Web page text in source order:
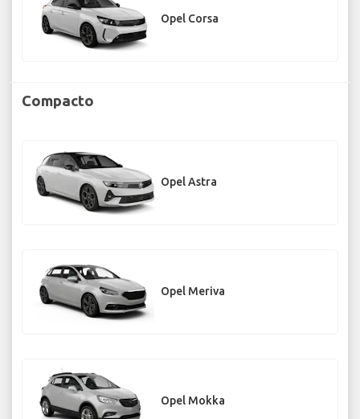
Opel Corsa
Compacto
Opel Astra
Opel Meriva
Opel Mokka